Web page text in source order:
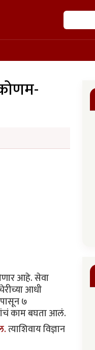
शोध
आहे. सेवा
आधी
७
काम बघता आलं.
त्याशिवाय विज्ञान